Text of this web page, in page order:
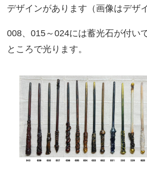
デザインがあります（画像はデザ
008、015～024には蓄光石が付い
ところで光ります。